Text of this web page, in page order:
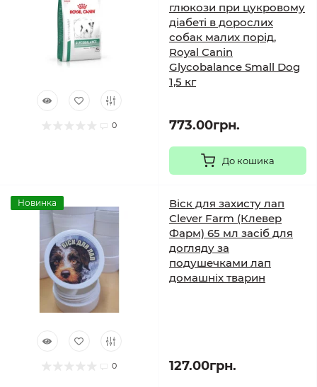
0
глюкози при цукровому
діабеті в дорослих
собак малих порід,
Royal Canin
Glycobalance Small Dog
1,5 кг
773.00грн.
До кошика
Новинка
0
Віск для захисту лап
Clever Farm (Клевер
Фарм) 65 мл засіб для
догляду за
подушечками лап
домашніх тварин
127.00грн.